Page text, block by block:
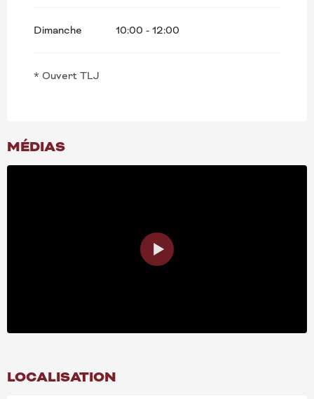
Dimanche 10:00 - 12:00
* Ouvert TLJ
MÉDIAS
LOCALISATION